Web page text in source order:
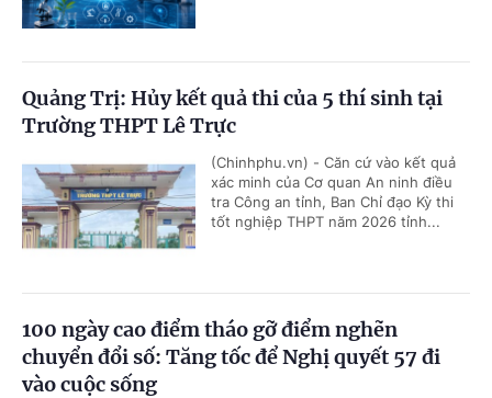
Quảng Trị: Hủy kết quả thi của 5 thí sinh tại
Trường THPT Lê Trực
(Chinhphu.vn) - Căn cứ vào kết quả
xác minh của Cơ quan An ninh điều
tra Công an tỉnh, Ban Chỉ đạo Kỳ thi
tốt nghiệp THPT năm 2026 tỉnh...
100 ngày cao điểm tháo gỡ điểm nghẽn
chuyển đổi số: Tăng tốc để Nghị quyết 57 đi
vào cuộc sống